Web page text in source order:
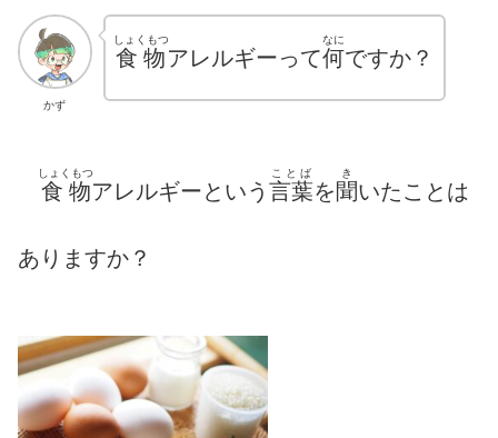
かず
食物
しょくもつ
アレルギーって何
なに
ですか？
食物
しょくもつ
アレルギーという 言葉
ことば
を聞
き
いたことは
ありますか？